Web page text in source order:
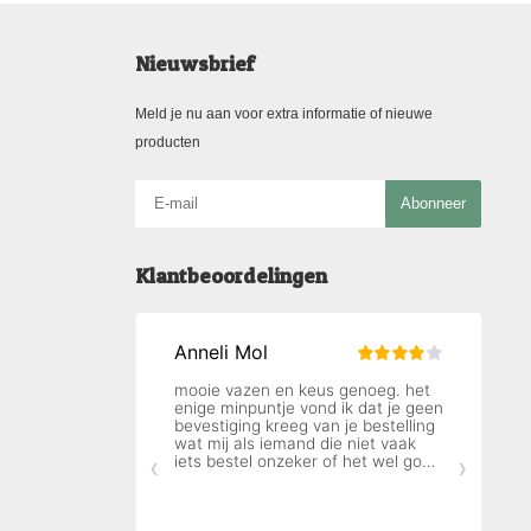
Nieuwsbrief
Meld je nu aan voor extra informatie of nieuwe
producten
Abonneer
Klantbeoordelingen